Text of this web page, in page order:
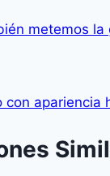
metemos
con apariencia